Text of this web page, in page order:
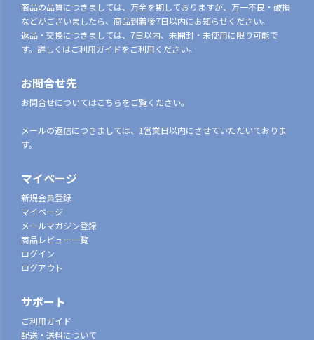
商品の品質につきましては、万全を期しておりますが、万一不良・破損
などがございましたら、商品到着後7日以内にお知らせください。
返品・交換につきましては、7日以内、未開封・未使用に限り可能で
す。詳しくはご利用ガイドをご利用ください。
お問合せ先
お問合せについてはこちらをご覧ください。
メールの返信につきましては、1営業日以内にさせていただいておりま
す。
マイページ
新規会員登録
マイページ
メールマガジン登録
商品レビュー一覧
ログイン
ログアウト
サポート
ご利用ガイド
配送・送料について